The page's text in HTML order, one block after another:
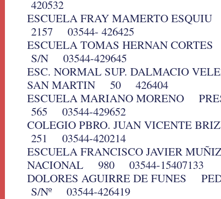
420532
ESCUELA FRAY MAMERTO
2157 03544- 426425
ESCUELA TOMAS HERNAN
S/N 03544-429645
ESC. NORMAL SUP. DALMACIO
SAN MARTIN 50 426404
ESCUELA MARIANO MORENO
565 03544-429652
COLEGIO PBRO. JUAN VICENTE
251 03544-420214
ESCUELA FRANCISCO JAVIER
NACIONAL 980 03544-15407133
DOLORES AGUIRRE DE FUNES
S/Nº 03544-426419